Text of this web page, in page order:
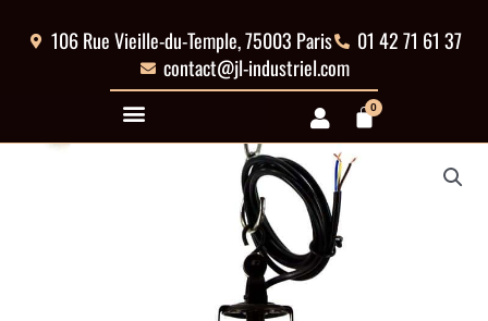
106 Rue Vieille-du-Temple, 75003 Paris
01 42 71 61 37
contact@jl-industriel.com
0
Panier